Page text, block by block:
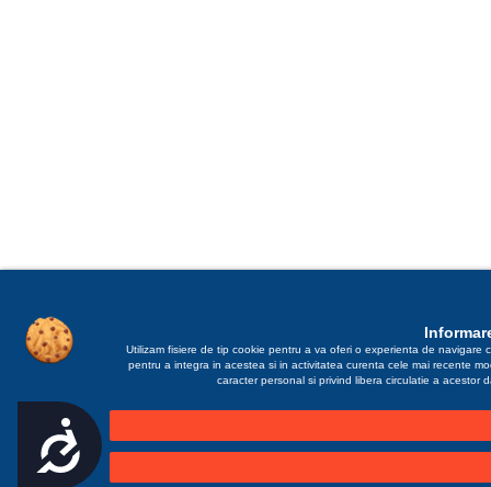
Accesibilitate
Utilizam fisiere de tip cookie pentru a va oferi o experienta de navigare
pentru a integra in acestea si in activitatea curenta cele mai recente
caracter personal si privind libera circulatie a acestor